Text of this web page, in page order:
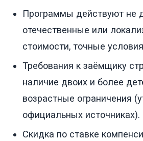
Программы действуют не
отечественные или
стоимости, точные
Требования к заёмщику
наличие двоих и более
возрастные ограничения
официальных источниках).
Скидка по ставке